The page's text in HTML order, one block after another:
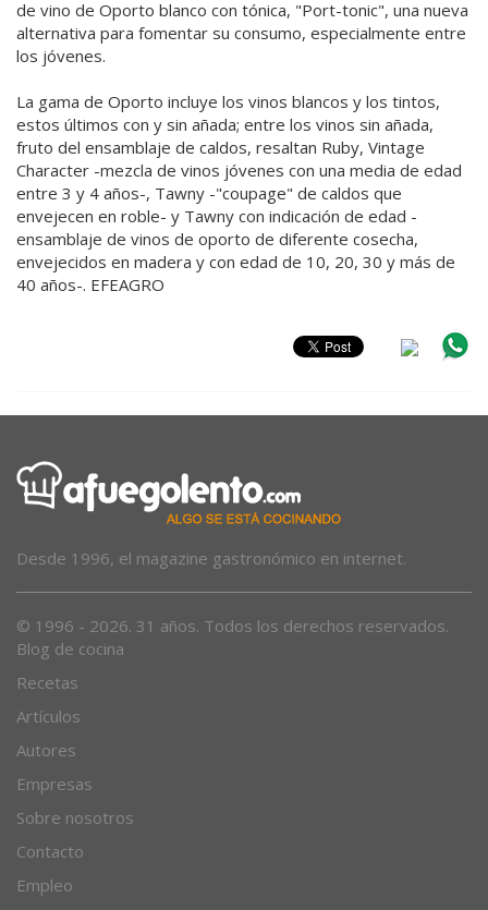
de vino de Oporto blanco con tónica, "Port-tonic", una nueva
alternativa para fomentar su consumo, especialmente entre
los jóvenes.
La gama de Oporto incluye los vinos blancos y los tintos,
estos últimos con y sin añada; entre los vinos sin añada,
fruto del ensamblaje de caldos, resaltan Ruby, Vintage
Character -mezcla de vinos jóvenes con una media de edad
entre 3 y 4 años-, Tawny -"coupage" de caldos que
envejecen en roble- y Tawny con indicación de edad -
ensamblaje de vinos de oporto de diferente cosecha,
envejecidos en madera y con edad de 10, 20, 30 y más de
40 años-. EFEAGRO
Desde 1996, el magazine gastronómico en internet.
© 1996 - 2026. 31 años. Todos los derechos reservados.
Blog de cocina
Recetas
Artículos
Autores
Empresas
Sobre nosotros
Contacto
Empleo